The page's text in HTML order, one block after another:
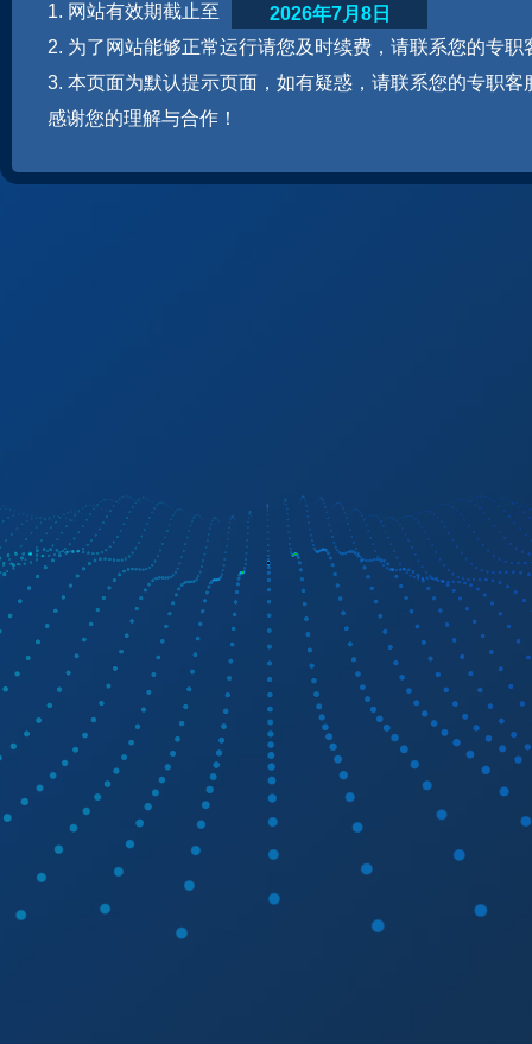
1. 网站有效期截止至
2. 为了网站能够正常运行请您及时续费，请联系您的专职
3. 本页面为默认提示页面，如有疑惑，请联系您的专职客
感谢您的理解与合作！
2026年7月8日